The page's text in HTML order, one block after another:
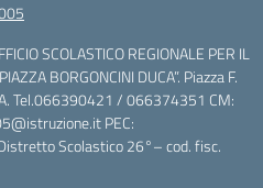
SCOLASTICO REGIONALE PER IL
BORGONCINI DUCA”. Piazza F.
Tel.066390421 / 066374351 CM:
PEC:
Scolastico 26°– cod. fisc.